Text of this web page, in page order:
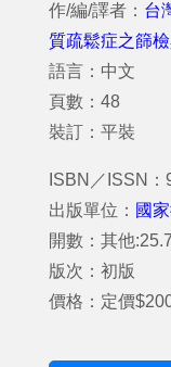
作/編/譯者： 台
質疏鬆症之篩
語言：中文
頁數：48
裝訂：平裝
ISBN／ISSN
出版單位： 國
開數：其他
版次：初版
價格：定價